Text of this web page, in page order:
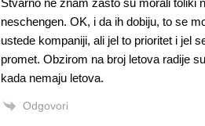
neschengen. OK, i da ih dobiju, to se
ustede kompaniji, ali jel to prioritet i jel
promet. Obzirom na broj letova radije
kada nemaju letova.
Odgovori